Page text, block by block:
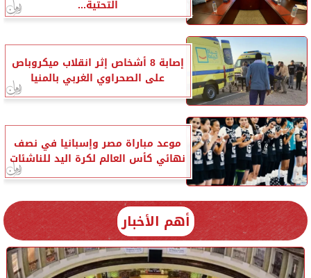
التحتية...
إصابة 8 أشخاص إثر انقلاب ميكروباص
على الصحراوي الغربي بالمنيا
موعد مباراة مصر وإسبانيا في نصف
نهائي كأس العالم لكرة اليد للناشئات
أهم الأخبار